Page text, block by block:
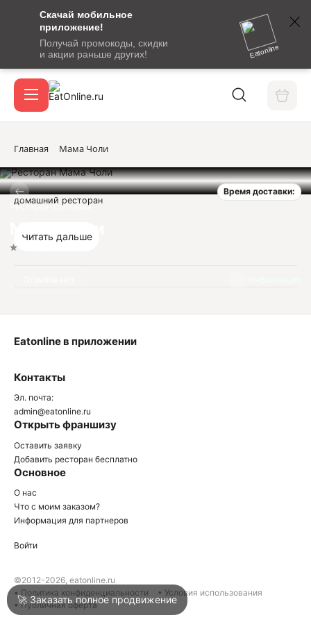
Скачай мобильное
приложение!
Получай промокоды, скидки
и акции раньше других!
Eatonline
сообщение
кодом
подтверждения
Вход / регистрация
Акции
Войти
Написать в техподдержку
Главная Мама Чоли
Время доставки:
Ресторан-Доставка
Мама Чоли
домашний ресторан
Читать дальше
Контакты
Эл. почта:
admin@eatonline.ru
Открыть франшизу
Оставить заявку
Добавить ресторан бесплатно
Основное
О нас
Что с моим заказом?
Информация для партнеров
Eatonline в приложении
Войти
©2012-2026, eatonline.ru
• Политика конфиденциальности
• Условия использования
• Публичная оферта
🚀 Заказать полное продвижение